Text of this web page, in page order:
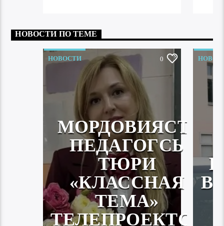
НОВОСТИ ПО ТЕМЕ
НОВОСТИ 0
МОРДОВИЯСТА
ПЕДАГОГСЬ
ТЮРИ
«КЛАССНАЯ
ТЕМА»
ТЕЛЕПРОЕКТСА